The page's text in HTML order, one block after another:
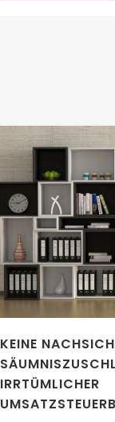
KEINE
IRRTÜMLICHER